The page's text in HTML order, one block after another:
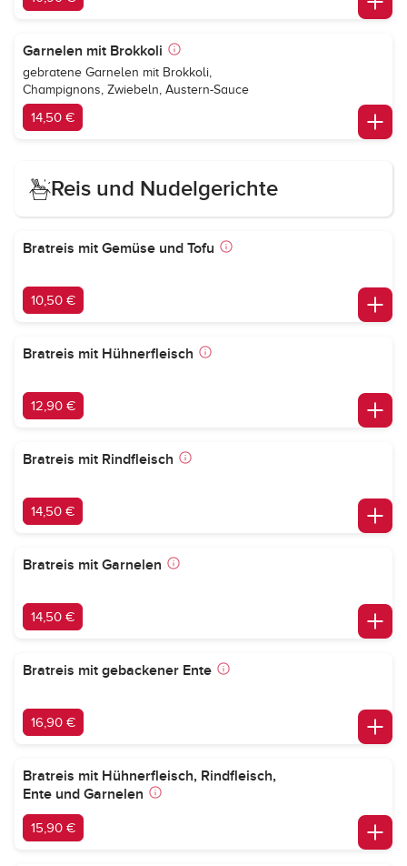
Garnelen mit Brokkoli
gebratene Garnelen mit Brokkoli,
Champignons, Zwiebeln, Austern-Sauce
14,50 €
Reis und Nudelgerichte
Bratreis mit Gemüse und Tofu
10,50 €
Bratreis mit Hühnerfleisch
12,90 €
Bratreis mit Rindfleisch
14,50 €
Bratreis mit Garnelen
14,50 €
Bratreis mit gebackener Ente
16,90 €
Bratreis mit Hühnerfleisch, Rindfleisch,
Ente und Garnelen
15,90 €